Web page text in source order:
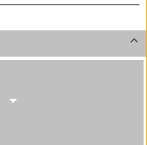
